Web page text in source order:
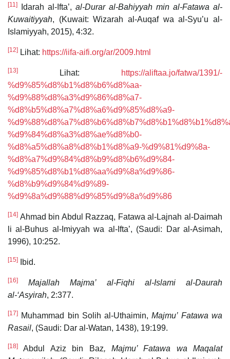
[11] Idarah al-Ifta’, al-Durar al-Bahiyyah min al-Fatawa al-
Kuwaitiyyah, (Kuwait: Wizarah al-Auqaf wa al-Syu’u al-
Islamiyyah, 2015), 4:32.
[12] Lihat: https://iifa-aifi.org/ar/2009.html
[13] Lihat:
https://aliftaa.jo/fatwa/1391/-
%d9%85%d8%b1%d8%b6%d8%aa-
%d9%88%d8%a3%d9%86%d8%a7-
%d8%b5%d8%a7%d8%a6%d9%85%d8%a9-
%d9%84%d8%a3%d8%ae%d8%b0-
%d8%a5%d8%a8%d8%b1%d8%a9-%d9%81%d9%8a-
%d8%a7%d9%84%d8%b9%d8%b6%d9%84-
%d9%85%d8%b1%d8%aa%d9%8a%d9%86-
%d8%b9%d9%84%d9%89-
%d9%8a%d9%88%d9%85%d9%8a%d9%86
[14] Ahmad bin Abdul Razzaq, Fatawa al-Lajnah al-Daimah
li al-Buhus al-Imiyyah wa al-Ifta’, (Saudi: Dar al-Asimah,
1996), 10:252.
[15] Ibid.
[16]
Majallah Majma’ al-Fiqhi al-Islami al-Daurah
al-‘Asyirah, 2:377.
[17] Muhammad bin Solih al-Uthaimin,Majmu’ Fatawa wa
Rasail, (Saudi: Dar al-Watan, 1438), 19:199.
[18] Abdul Aziz bin Baz, Majmu’ Fatawa wa Maqalat